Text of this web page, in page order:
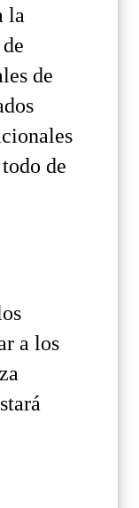
la
de
de
a los